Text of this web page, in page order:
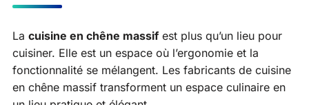
La cuisine en chêne massif est plus qu’un lieu pour
cuisiner. Elle est un espace où l’ergonomie et la
fonctionnalité se mélangent. Les fabricants de cuisine
en chêne massif transforment un espace culinaire en